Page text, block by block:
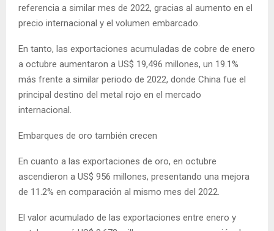
referencia a similar mes de 2022, gracias al aumento en el
precio internacional y el volumen embarcado.
En tanto, las exportaciones acumuladas de cobre de enero
a octubre aumentaron a US$ 19,496 millones, un 19.1%
más frente a similar periodo de 2022, donde China fue el
principal destino del metal rojo en el mercado
internacional.
Embarques de oro también crecen
En cuanto a las exportaciones de oro, en octubre
ascendieron a US$ 956 millones, presentando una mejora
de 11.2% en comparación al mismo mes del 2022.
El valor acumulado de las exportaciones entre enero y